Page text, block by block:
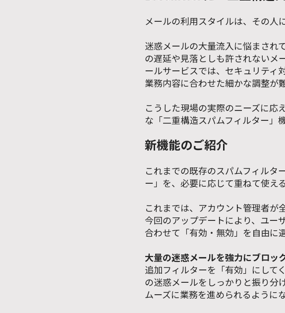
メールの利用スタイルは、その人
迷惑メールの大量流入に悩まされ
の遅延や見落としも許されないメ
ールサービスでは、セキュリティ
業務内容に合わせた細かな調整が
こうした現場の実際のニーズに応
な「二重構造スパムフィルター」
新機能のご紹介
これまでの既存のスパムフィルタ
ー」を、必要に応じて重ねて使え
これまでは、アカウント管理者が
今回のアップデートにより、ユー
合わせて「有効・無効」を自由に
大量の迷惑メールを強力にブロッ
追加フィルターを「有効」にして
の迷惑メールをしっかりと振り分
ムーズに業務を進められるようにな